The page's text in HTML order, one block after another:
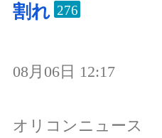
割れ 276
08月06日 12:17
オリコンニュース